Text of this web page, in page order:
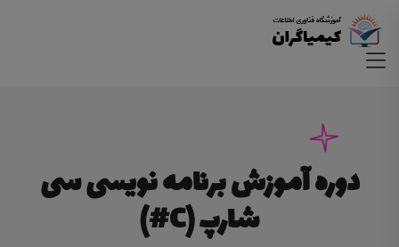
دوره آموزش برنامه نویسی سی
شارپ (C#)